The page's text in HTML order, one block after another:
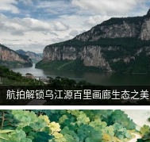
航拍解锁乌江源百里画廊生态之美